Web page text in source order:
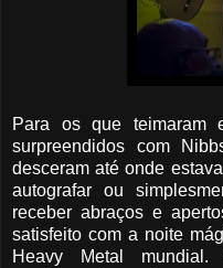
Para os que teimaram
surpreendidos com
desceram até onde
autografar ou
receber abraços e
satisfeito com a noite
Heavy Metal